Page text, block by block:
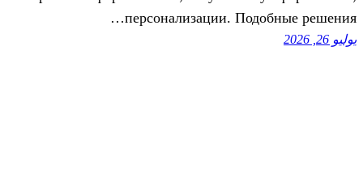
персонализации.